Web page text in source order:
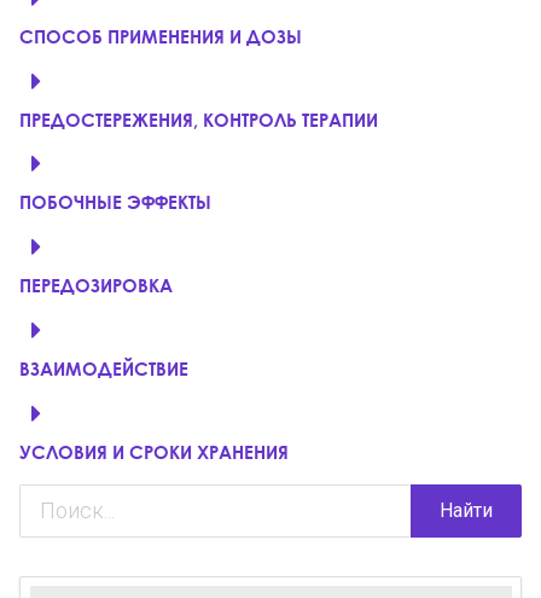
СПОСОБ ПРИМЕНЕНИЯ И ДОЗЫ
ПРЕДОСТЕРЕЖЕНИЯ, КОНТРОЛЬ ТЕРАПИИ
ПОБОЧНЫЕ ЭФФЕКТЫ
ПЕРЕДОЗИРОВКА
ВЗАИМОДЕЙСТВИЕ
УСЛОВИЯ И СРОКИ ХРАНЕНИЯ
Найти